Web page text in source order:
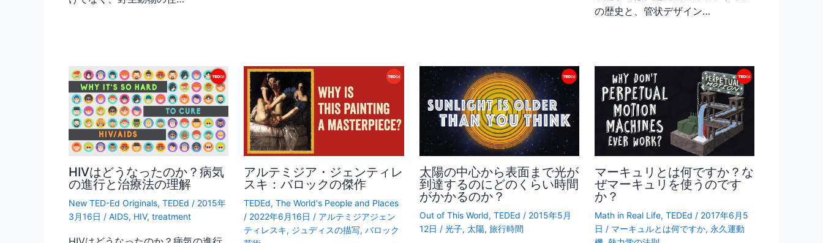
の歴史と、管状デザイン…
HIVはどうなったのか？病気
の進行と治療法の理解
New TED-Ed Originals, TEDEd / 2015年
3月16日 / AIDS, HIV, treatment
アルテミジア・ジェンティレ
スキ：バロックの傑作
TEDEd,The World's People and Places
/ 2022年6月16日 / アルテミジアジェン
ティレスキ, ジュディスの描写,バロック
太陽の中心から表面まで光が
到達するのにどのくらい時間
がかかるのか？
Out of This World, TEDEd / 2015年5月
12日 / 光子, 太陽, 旅行時間
マーキュリとは何ですか？な
ぜマーキュリを使うのです
か？
Math in Real Life, TEDEd / 2017年6月5
日 / マーキュルとは何ですか, 永久運動